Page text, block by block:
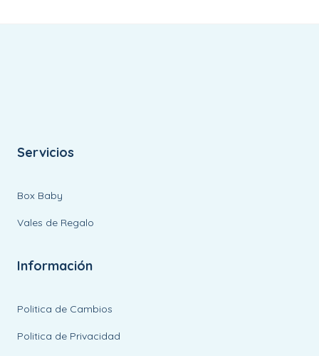
Servicios
Box Baby
Vales de Regalo
Información
Politica de Cambios
Politica de Privacidad